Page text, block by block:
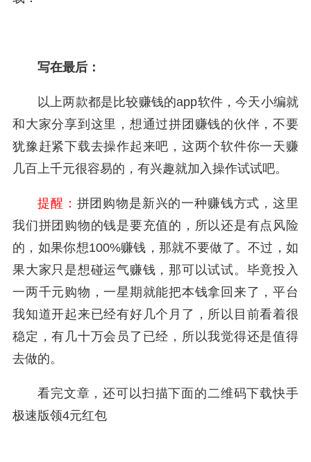
写在最后：
以上两款都是比较赚钱的app软件，今天小编就
和大家分享到这里，想通过拼团赚钱的伙伴，不要
犹豫赶紧下载去操作起来吧，这两个软件你一天赚
几百上千元很容易的，有兴趣就加入操作试试吧。
提醒： 拼团购物是新兴的一种赚钱方式，这里
我们拼团购物的钱是要充值的，所以还是有点风险
的，如果你想100%赚钱，那就不要做了。不过，如
果大家只是想碰运气赚钱，那可以试试。毕竟投入
一两千元购物，一星期就能把本钱拿回来了，平台
我知道开起来已经有好几个月了，所以目前看着很
稳定，有几十万会员了已经，所以我觉得还是值得
去做的。
看完文章，还可以扫描下面的二维码下载快手
极速版领4元红包